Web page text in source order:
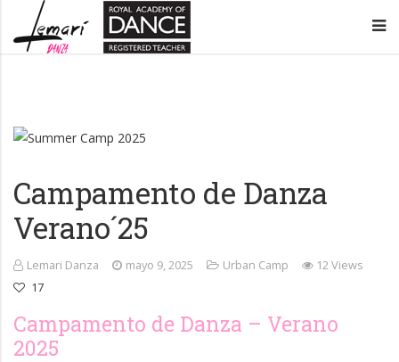
Lemarí
–
Oviedo
Academia
baile
en
Oviedo
Campamento de Danza
Verano´25
Lemari Danza mayo 9, 2025 Urban Camp
12 Views
17
Campamento de Danza – Verano
2025